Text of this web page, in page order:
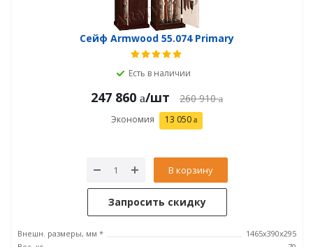
Сейф Armwood 55.074 Primary
Есть в наличии
247 860 /шт 260 910
Экономия 13 050
В корзину
Запросить скидку
Внешн. размеры, мм *
1465х390х295